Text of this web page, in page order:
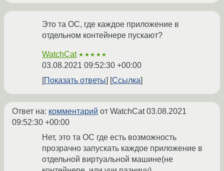
Это та ОС, где каждое приложение в
отдельном контейнере пускают?
WatchCat ★★★★★
03.08.2021 09:52:30 +00:00
Показать ответы
Ссылка
Ответ на: комментарий от WatchCat03.08.2021
09:52:30 +00:00
Нет, это та ОС где есть возможность
прозрачно запускать каждое приложение в
отдельной виртуальной машине(не